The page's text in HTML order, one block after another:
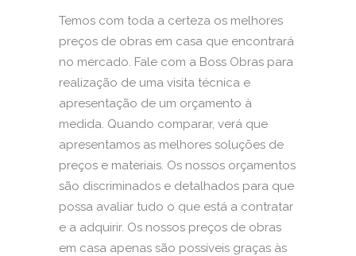
Temos com toda a certeza os melhores
preços de obras em casa que encontrará
no mercado. Fale com a Boss Obras para
realização de uma visita técnica e
apresentação de um orçamento à
medida. Quando comparar, verá que
apresentamos as melhores soluções de
preços e materiais. Os nossos orçamentos
são discriminados e detalhados para que
possa avaliar tudo o que está a contratar
e a adquirir. Os nossos preços de obras
em casa apenas são possíveis graças às